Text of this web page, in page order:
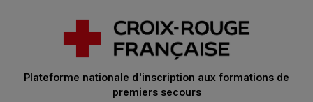
Plateforme nationale d'inscription aux formations de
premiers secours